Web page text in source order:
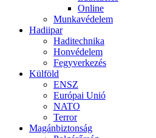
Online
Munkavédelem
Hadiipar
Haditechnika
Honvédelem
Fegyverkezés
Külföld
ENSZ
Európai Unió
NATO
Terror
Magánbiztonság